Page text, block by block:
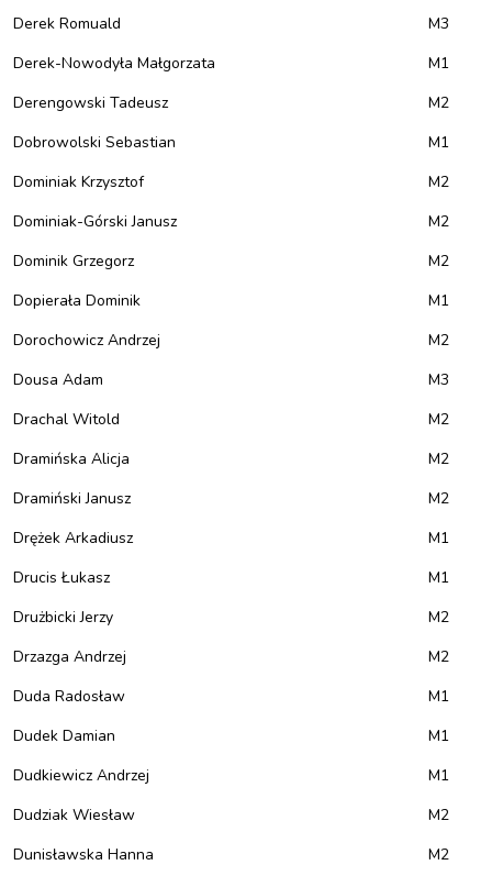
Derek Romuald
M3
Derek-Nowodyła Małgorzata
M1
Derengowski Tadeusz
M2
Dobrowolski Sebastian
M1
Dominiak Krzysztof
M2
Dominiak-Górski Janusz
M2
Dominik Grzegorz
M2
Dopierała Dominik
M1
Dorochowicz Andrzej
M2
Dousa Adam
M3
Drachal Witold
M2
Dramińska Alicja
M2
Dramiński Janusz
M2
Drężek Arkadiusz
M1
Drucis Łukasz
M1
Drużbicki Jerzy
M2
Drzazga Andrzej
M2
Duda Radosław
M1
Dudek Damian
M1
Dudkiewicz Andrzej
M1
Dudziak Wiesław
M2
Dunisławska Hanna
M2